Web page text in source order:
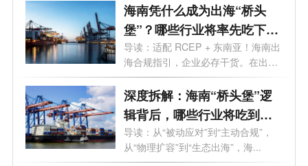
海南凭什么成为出海“桥头
堡”？哪些行业将率先吃下出
海红利？
导读：适配 RCEP + 东南亚！海南出
海合规指引，企业必存干货。在出海
3.0时代...
深度拆解：海南“桥头堡”逻
辑背后，哪些行业将吃到第
一波红利？
导读：从“被动应对”到“主动合规”，
从“物理扩容”到“生态出海”，海...